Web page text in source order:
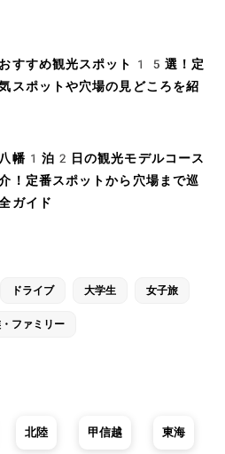
すすめ観光スポット15選！定
スポットや穴場の見どころを紹
幡1泊2日の観光モデルコース
！定番スポットから穴場まで巡
ガイド
ドライブ 大学生 女子旅
ファミリー
北陸 甲信越 東海